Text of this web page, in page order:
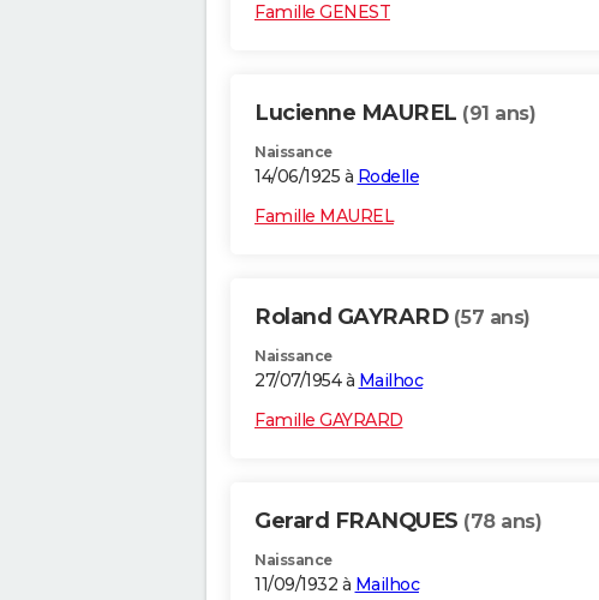
Famille GENEST
Lucienne MAUREL (91 ans)
Naissance
14/06/1925 à Rodelle
Famille MAUREL
Roland GAYRARD (57 ans)
Naissance
27/07/1954 à Mailhoc
Famille GAYRARD
Gerard FRANQUES (78 ans)
Naissance
11/09/1932 à Mailhoc